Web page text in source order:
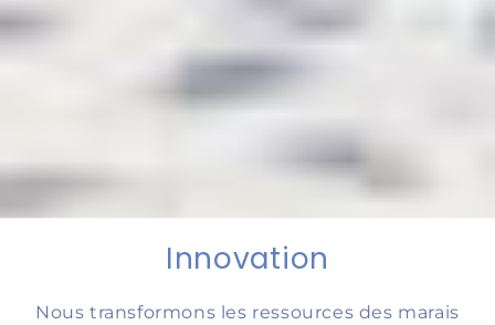
Innovation
Nous transformons les ressources des marais